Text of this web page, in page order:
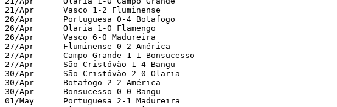
21/Apr      Vasco 1-2 Fluminense
26/Apr      Portuguesa 0-4 Botafogo
26/Apr      Olaria 1-0 Flamengo
26/Apr      Vasco 6-0 Madureira
27/Apr      Fluminense 0-2 América
27/Apr      Campo Grande 1-1 Bonsucesso
27/Apr      São Cristóvão 1-4 Bangu
30/Apr      São Cristóvão 2-0 Olaria
30/Apr      Botafogo 2-2 América
30/Apr      Bonsucesso 0-0 Bangu
01/May      Portuguesa 2-1 Madureira